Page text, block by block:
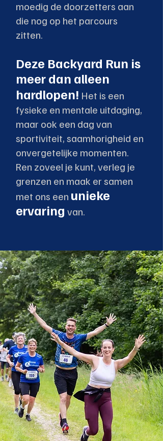
moedig de doorzetters aan
die nog op het parcours
zitten.
Deze Backyard Run is
meer dan alleen
hardlopen! Het is een
fysieke en mentale uitdaging,
maar ook een dag van
sportiviteit, saamhorigheid en
onvergetelijke momenten.
Ren zoveel je kunt, verleg je
grenzen en maak er samen
met ons een unieke
ervaring van.